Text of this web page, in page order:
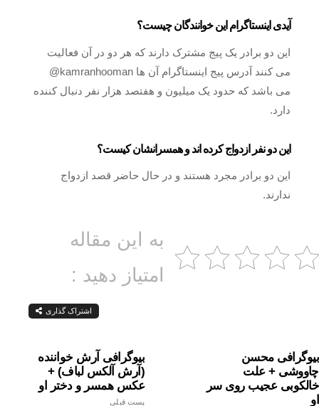
آیدی اینستاگرام این خوانندگان چیست؟
این دو برادر یک پیج مشترک دارند که هر دو در آن فعالیت
می‌ کنند آدرس پیج اینستاگرام آن ها kamranhooman@
می باشد که حدود یک میلیون و هفتصد هزار نفر دنبال کننده
دارد.
این دو نفر ازدواج کرده اند و همسرانشان کیست؟
این دو برادر مجرد هستند و در حال حاضر قصد ازدواج
ندارند.
به این مقاله
امتیاز دهید :
اشتراک گذاری
بیوگرافی آرش خواننده
(آرش آلکس لباف) +
عکس همسر و دختر او
پست قبلی
بیوگرافی محسن
چاووشی + علت
خالکوبی عجیب روی سر
او